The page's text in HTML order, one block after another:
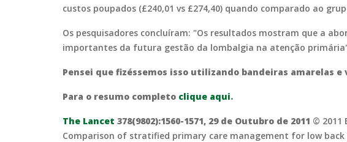
custos poupados (£240,01 vs £274,40) quando comparado ao
Os pesquisadores concluíram: "Os resultados mostram que a
importantes da futura gestão da lombalgia na atenção
Pensei que fizéssemos isso utilizando bandeiras amarelas e
Para o resumo completo clique aqui.
The Lancet 378(9802):1560-1571, 29 de Outubro de 2011 © 2011
Comparison of stratified primary care management for low